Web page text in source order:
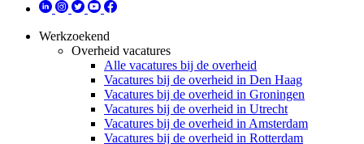
Werkzoekend
Overheid vacatures
Alle vacatures bij de overheid
Vacatures bij de overheid in Den Haag
Vacatures bij de overheid in Groningen
Vacatures bij de overheid in Utrecht
Vacatures bij de overheid in Amsterdam
Vacatures bij de overheid in Rotterdam